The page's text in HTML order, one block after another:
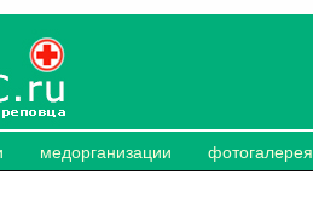
медорганизации фотогалерея